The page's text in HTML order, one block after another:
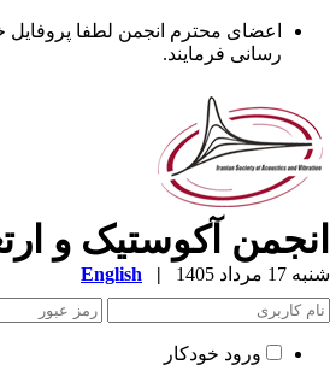
رسانی فرمایند.
آکوستیک و
مرداد 1405 |
English
ورود خودکار